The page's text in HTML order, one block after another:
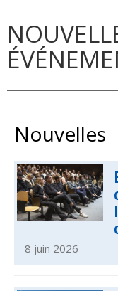
Nouvelles
8 juin 2026